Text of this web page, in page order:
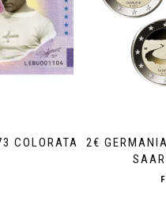
COLORATA
2€